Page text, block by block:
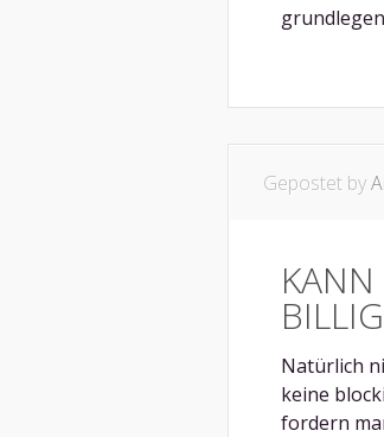
Gepostet by
Natürlich
keine
fordern